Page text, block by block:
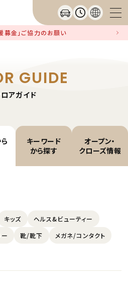
募金」ご協力のお願い
GUIDE
アガイド
キーワード
から探す
オープン・
クローズ情報
キッズ
ヘルス&ビューティー
靴/靴下
メガネ/コンタクト